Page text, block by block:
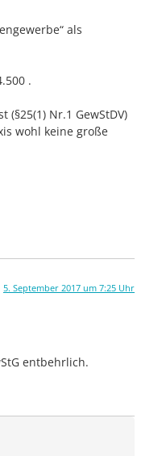
als
.
Nr.1 GewStDV)
wohl keine große
5. September 2017 um 7:25 Uhr
entbehrlich.